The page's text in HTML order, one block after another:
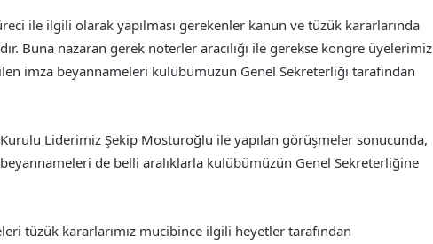
ile ilgili olarak yapılması gerekenler kanun ve tüzük kararlarında
Buna nazaran gerek noterler aracılığı ile gerekse kongre üyelerimiz
imza beyannameleri kulübümüzün Genel Sekreterliği tarafından
Liderimiz Şekip Mosturoğlu ile yapılan görüşmeler sonucunda,
de belli aralıklarla kulübümüzün Genel Sekreterliğine
tüzük kararlarımız mucibince ilgili heyetler tarafından